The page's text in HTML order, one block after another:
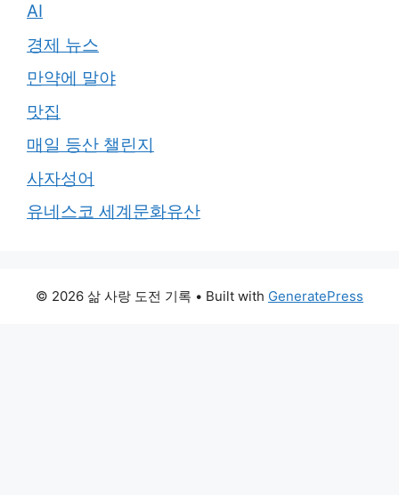
AI
경제 뉴스
만약에 말야
맛집
매일 등산 챌린지
사자성어
유네스코 세계문화유산
© 2026 삶 사랑 도전 기록 • Built with GeneratePress